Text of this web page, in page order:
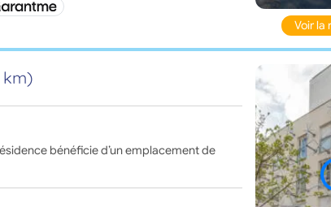
Voir la
km)
bénéficie d’un emplacement de